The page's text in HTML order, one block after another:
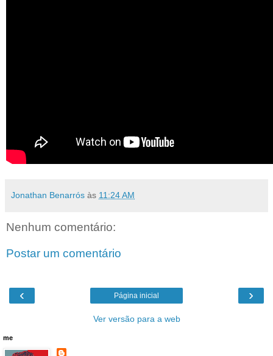
Jonathan Benarrós às 11:24 AM
Nenhum comentário:
Postar um comentário
‹ ›
Página inicial
Ver versão para a web
me